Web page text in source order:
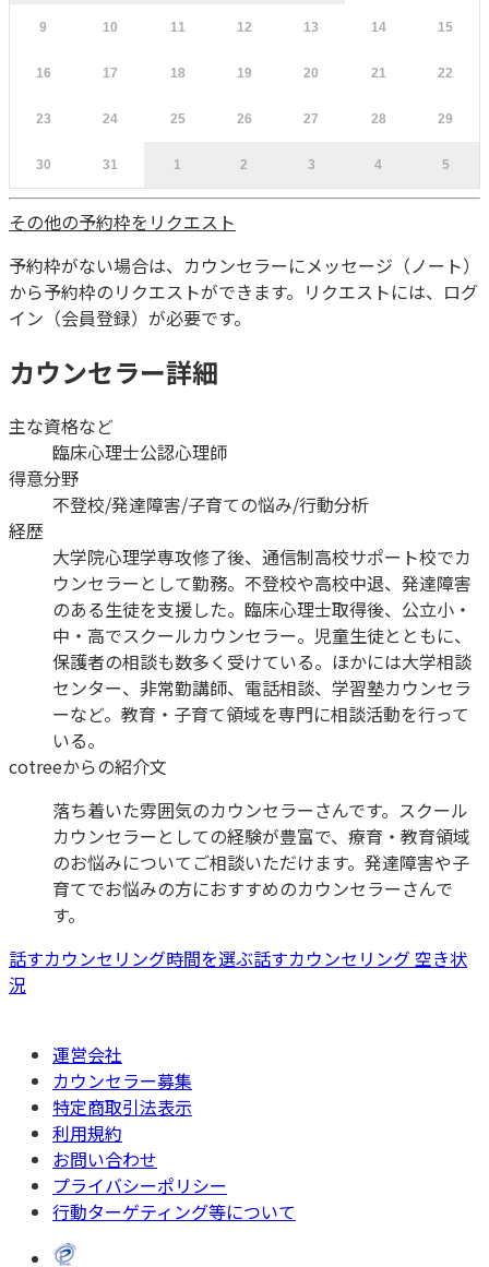
9 10 11 12 13 14 15
16 17 18 19 20 21 22
23 24 25 26 27 28 29
30 31 1 2 3 4 5
その他の予約枠をリクエスト
予約枠がない場合は、カウンセラーにメッセージ（ノート）
から予約枠のリクエストができます。リクエストには、ログ
イン（会員登録）が必要です。
カウンセラー詳細
主な資格など
臨床心理士公認心理師
得意分野
不登校/発達障害/子育ての悩み/行動分析
経歴
大学院心理学専攻修了後、通信制高校サポート校でカ
ウンセラーとして勤務。不登校や高校中退、発達障害
のある生徒を支援した。臨床心理士取得後、公立小・
中・高でスクールカウンセラー。児童生徒とともに、
保護者の相談も数多く受けている。ほかには大学相談
センター、非常勤講師、電話相談、学習塾カウンセラ
ーなど。教育・子育て領域を専門に相談活動を行って
いる。
cotreeからの紹介文
落ち着いた雰囲気のカウンセラーさんです。スクール
カウンセラーとしての経験が豊富で、療育・教育領域
のお悩みについてご相談いただけます。発達障害や子
育てでお悩みの方におすすめのカウンセラーさんで
す。
話すカウンセリング時間を選ぶ話すカウンセリング 空き状
況
運営会社
カウンセラー募集
特定商取引法表示
利用規約
お問い合わせ
プライバシーポリシー
行動ターゲティング等について